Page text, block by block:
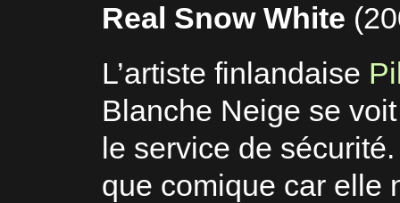
Real Snow White
L’artiste finlandaise
Blanche Neige se
le service de
que comique car elle